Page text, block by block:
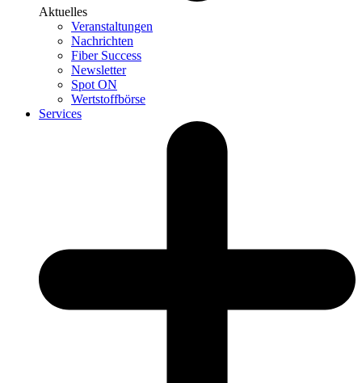
Aktuelles
Veranstaltungen
Nachrichten
Fiber Success
Newsletter
Spot ON
Wertstoffbörse
Services